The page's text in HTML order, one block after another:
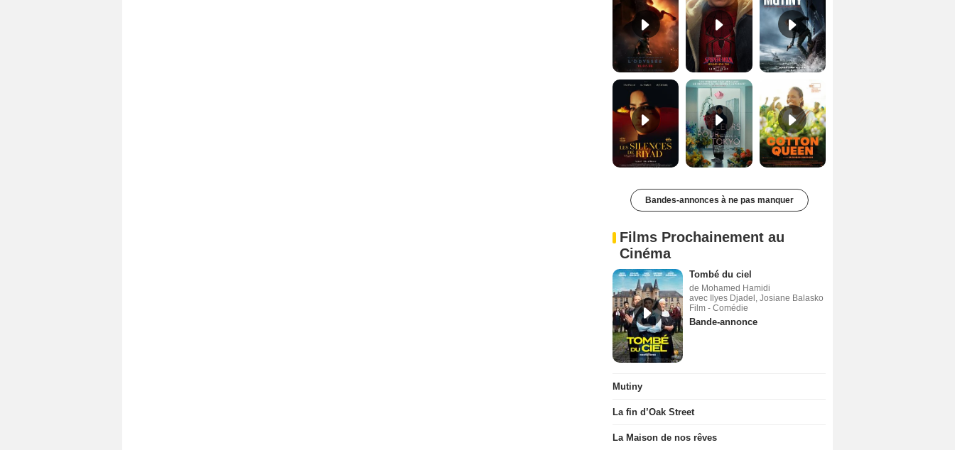
Les Silences de Riyad Bande-annonce VO STFR Cotton Queen Bande-annonce VO STFR
Bandes-annonces à ne pas manquer
Films Prochainement au
Cinéma
Tombé du ciel
de Mohamed Hamidi
avec Ilyes Djadel, Josiane Balasko
Film - Comédie
Bande-annonce
Mutiny
La fin d’Oak Street
La Maison de nos rêves